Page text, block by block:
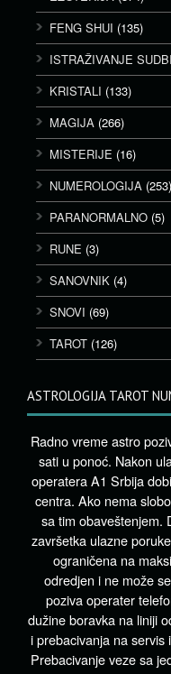
FENG SHUI (135)
ISTRAŽIVANJE
KRISTALI (133)
MAGIJA (266)
MISTERIJE (16)
NUMEROLOGIJA (253)
PARANORMALNO (5)
RUNE (3)
SANOVNIK (4)
SNOVI (69)
TAROT (126)
ASTROLOGIJA TAROT
Radno vreme astro
sati u ponoć. Nakon
operatera A1 Srbija
centra. Ako nema
sa tim obaveštenjem.
završetka ulazne
ograničena na
odredjen i ne može
poziva operater
dužine boravka na liniji
i prebacivanja na servis
Prebacivanje veze sa